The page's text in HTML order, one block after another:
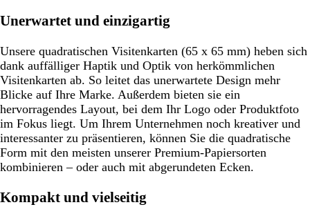
Unerwartet und einzigartig
Unsere quadratischen Visitenkarten (65 x 65 mm) heben sich
dank auffälliger Haptik und Optik von herkömmlichen
Visitenkarten ab. So leitet das unerwartete Design mehr
Blicke auf Ihre Marke. Außerdem bieten sie ein
hervorragendes Layout, bei dem Ihr Logo oder Produktfoto
im Fokus liegt. Um Ihrem Unternehmen noch kreativer und
interessanter zu präsentieren, können Sie die quadratische
Form mit den meisten unserer Premium-Papiersorten
kombinieren – oder auch mit abgerundeten Ecken.
Kompakt und vielseitig